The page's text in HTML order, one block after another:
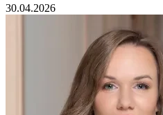
30.04.2026